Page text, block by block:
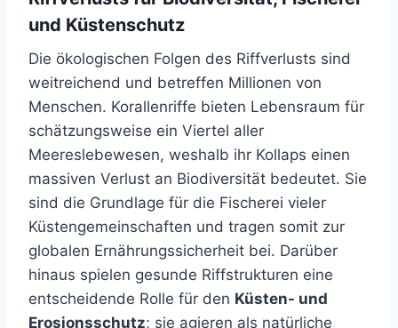
und Küstenschutz
Die ökologischen Folgen des Riffverlusts sind
weitreichend und betreffen Millionen von
Menschen. Korallenriffe bieten Lebensraum für
schätzungsweise ein Viertel aller
Meereslebewesen, weshalb ihr Kollaps einen
massiven Verlust an Biodiversität bedeutet. Sie
sind die Grundlage für die Fischerei vieler
Küstengemeinschaften und tragen somit zur
globalen Ernährungssicherheit bei. Darüber
hinaus spielen gesunde Riffstrukturen eine
entscheidende Rolle für den Küsten- und
Erosionsschutz; sie agieren als natürliche